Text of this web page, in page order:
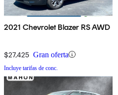
2021 Chevrolet Blazer RS AWD
$27,425 Gran oferta
Incluye tarifas de conc.